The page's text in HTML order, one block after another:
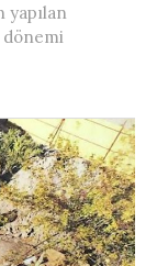
yapılan